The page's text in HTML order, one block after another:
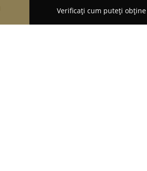
Verificați cum puteți